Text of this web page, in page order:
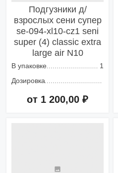
Подгузники д/
взрослых сени супер
se-094-xl10-cz1 seni
super (4) classic extra
large air N10
В упаковке
1
Дозировка
от 1 200,00 ₽